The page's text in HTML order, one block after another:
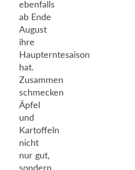
ebenfalls
ab Ende
August
ihre
Haupterntesaison
hat.
Zusammen
schmecken
Äpfel
und
Kartoffeln
nicht
nur gut,